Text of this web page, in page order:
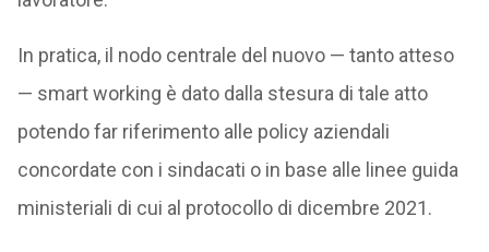
In pratica, il nodo centrale del nuovo — tanto atteso
— smart working è dato dalla stesura di tale atto
potendo far riferimento alle policy aziendali
concordate con i sindacati o in base alle linee guida
ministeriali di cui al protocollo di dicembre 2021.